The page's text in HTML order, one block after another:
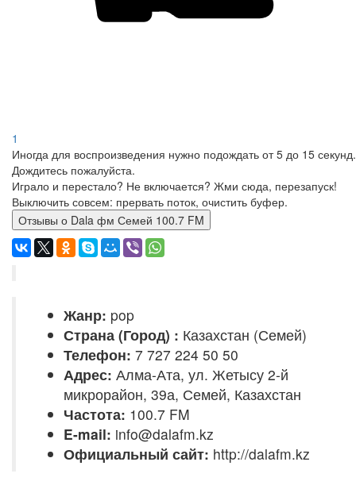
1
Иногда для воспроизведения нужно подождать от 5 до 15 секунд.
Дождитесь пожалуйста.
Играло и перестало? Не включается? Жми сюда, перезапуск!
Выключить совсем: прервать поток, очистить буфер.
Отзывы о Dala фм Семей 100.7 FM
Жанр: pop
Страна (Город) : Казахстан (Семей)
Телефон: 7 727 224 50 50
Адрес: Алма-Ата, ул. Жетысу 2-й
микрорайон, 39а, Семей, Казахстан
Частота: 100.7 FM
E-mail: info@dalafm.kz
Официальный сайт: http://dalafm.kz